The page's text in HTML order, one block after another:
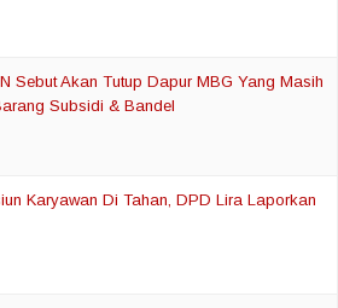
Sebut Akan Tutup Dapur MBG Yang Masih
Subsidi & Bandel
Karyawan Di Tahan, DPD Lira Laporkan